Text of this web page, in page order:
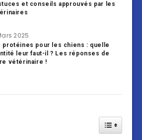
et conseils approuvés par les
2025
protéines pour les chiens : quelle
leur faut-il ? Les réponses de
vétérinaire !
Toggle